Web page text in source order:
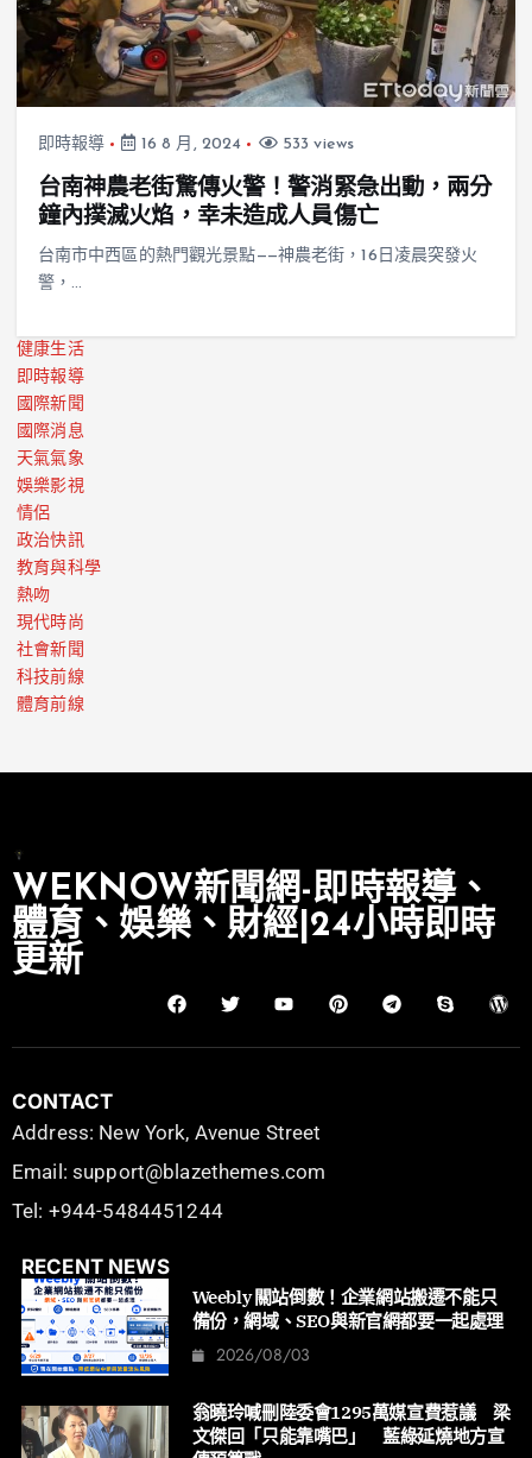
即時報導 16 8 月, 2024 533 views
台南神農老街驚傳火警！警消緊急出動，兩分
鐘內撲滅火焰，幸未造成人員傷亡
台南市中西區的熱門觀光景點——神農老街，16日凌晨突發火
警，…
健康生活
即時報導
國際新聞
國際消息
天氣氣象
娛樂影視
情侶
政治快訊
教育與科學
熱吻
現代時尚
社會新聞
科技前線
體育前線
WEKNOW新聞網-即時報導、
體育、娛樂、財經|24小時即時
更新
CONTACT
Address: New York, Avenue Street
Email: support@blazethemes.com
Tel: +944-5484451244
RECENT NEWS
Weebly 關站倒數！企業網站搬遷不能只
備份，網域、SEO與新官網都要一起處理
2026/08/03
翁曉玲喊刪陸委會1295萬媒宣費惹議 梁
文傑回「只能靠嘴巴」 藍綠延燒地方宣